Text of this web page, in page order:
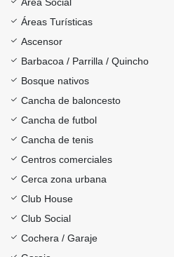
Áreas Turísticas
Ascensor
Barbacoa / Parrilla / Quincho
Bosque nativos
Cancha de baloncesto
Cancha de futbol
Cancha de tenis
Centros comerciales
Cerca zona urbana
Club House
Club Social
Cochera / Garaje